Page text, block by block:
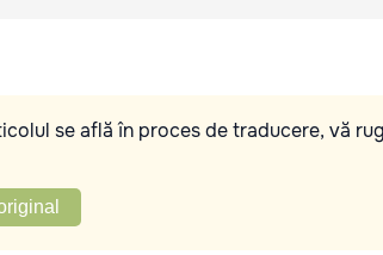
se află în proces de traducere, vă